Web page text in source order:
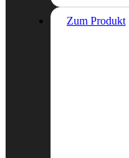
Zum Produkt